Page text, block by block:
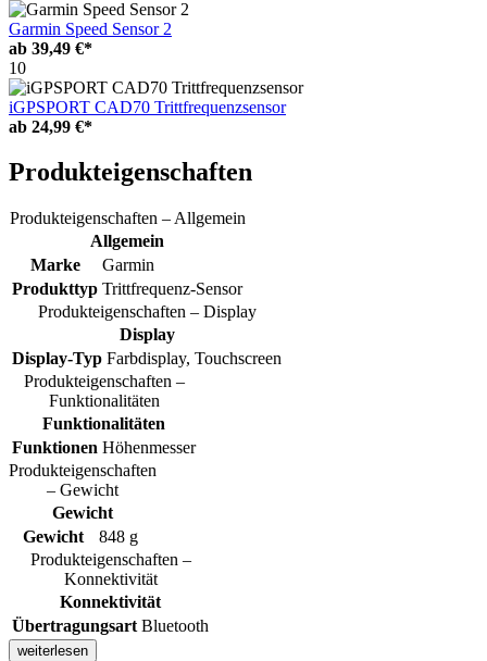
Garmin Speed Sensor 2
ab 39,49 €*
10
iGPSPORT CAD70 Trittfrequenzsensor
ab 24,99 €*
Produkteigenschaften
Produkteigenschaften – Allgemein
Allgemein
Marke
Garmin
Produkttyp Trittfrequenz-Sensor
Produkteigenschaften – Display
Display
Display-Typ Farbdisplay, Touchscreen
Produkteigenschaften –
Funktionalitäten
Funktionalitäten
Funktionen Höhenmesser
Produkteigenschaften
– Gewicht
Gewicht
Gewicht
848 g
Produkteigenschaften –
Konnektivität
Konnektivität
Übertragungsart Bluetooth
weiterlesen